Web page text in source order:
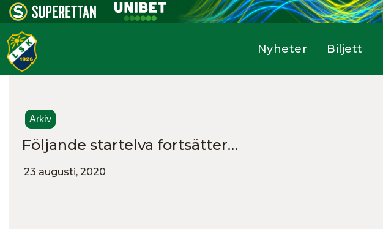
Nyheter Biljett
Arkiv
Följande startelva fortsätter…
23 augusti, 2020